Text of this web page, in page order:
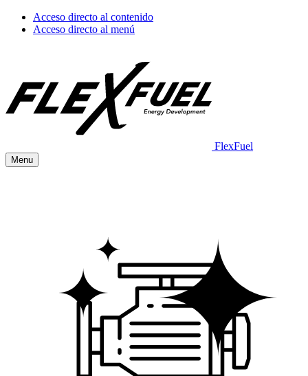
Acceso directo al contenido
Acceso directo al menú
FlexFuel
Menu